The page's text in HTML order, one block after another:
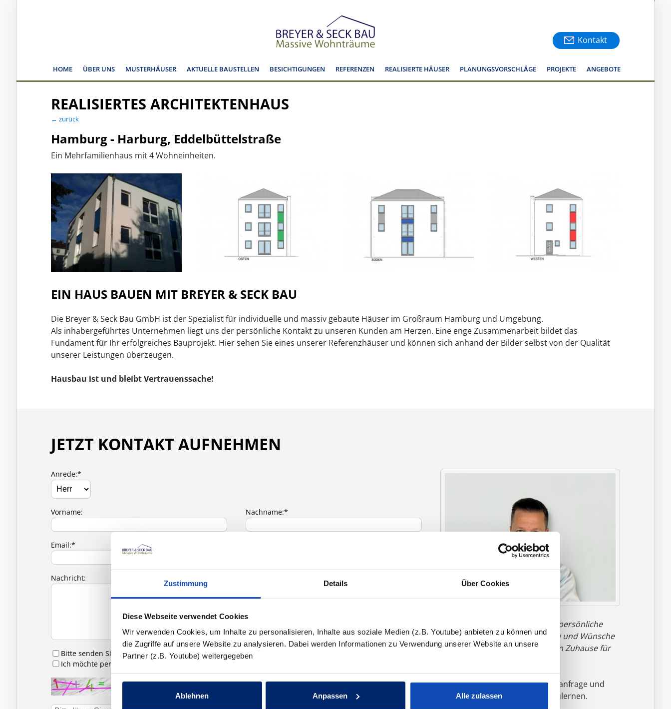
Zustimmung Details Über Cookies
Diese Webseite verwendet Cookies
Wir verwenden Cookies, um Inhalte zu personalisieren, Inhalte aus soziale Medien (z.B. Youtube) anbieten zu können und
die Zugriffe auf unsere Website zu analysieren. Dabei werden Informationen zu Verwendung unserer Website an unsere
Partner (z.B. Youtube) weitergegeben
Ablehnen Anpassen Alle zulassen
Kontakt
HOME ÜBER UNS MUSTERHÄUSER AKTUELLE BAUSTELLEN BESICHTIGUNGEN REFERENZEN REALISIERTE HÄUSER PLANUNGSVORSCHLÄGE PROJEKTE ANGEBOTE
REALISIERTES ARCHITEKTENHAUS
← zurück
Hamburg - Harburg, Eddelbüttelstraße
Ein Mehrfamilienhaus mit 4 Wohneinheiten.
EIN HAUS BAUEN MIT BREYER & SECK BAU
Die Breyer & Seck Bau GmbH ist der Spezialist für individuelle und massiv gebaute Häuser im Großraum Hamburg und Umgebung.
Als inhabergeführtes Unternehmen liegt uns der persönliche Kontakt zu unseren Kunden am Herzen. Eine enge Zusammenarbeit bildet das
Fundament für Ihr erfolgreiches Bauprojekt. Hier sehen Sie eines unserer Referenzhäuser und können sich anhand der Bilder selbst von der Qualität
unserer Leistungen überzeugen.
Hausbau ist und bleibt Vertrauenssache!
JETZT KONTAKT AUFNEHMEN
"Nur durch Austausch und das persönliche
Gespräch können wir Ihre Ideen und Wünsche
zu einem anfassbaren, massiven Zuhause für
Wir freuen uns auf Ihre Kontaktanfrage und
darauf, Sie persönlich kennenzulernen.
Anrede:*
Vorname: Nachname:*
Email:*
Nachricht:
Bitte senden Sie mir Infomaterial zu
Ich möchte per E-Mail zu Hausbesichtigungen eingeladen werden